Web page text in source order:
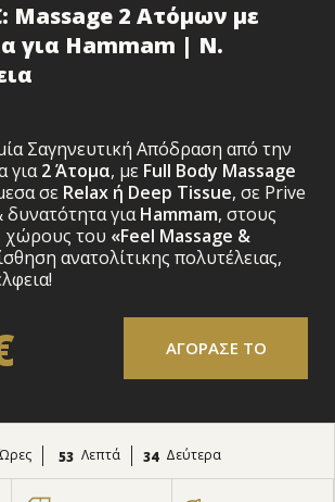
Massage 2 Ατόμων με
για Hammam | Ν.
Σαγηνευτική Απόδραση από την
για2 Άτομα, με Full Body Massage
σε Relax ή Deep Tissue, σε Prive
δυνατότητα γιαHammam, στους
χώρους του «Feel Massage &
ανατολίτικης πολυτέλειας,
ΑΓΟΡΑΣΕ ΤΟ
Ώρες 53 Λεπτά 33 Δεύτερα